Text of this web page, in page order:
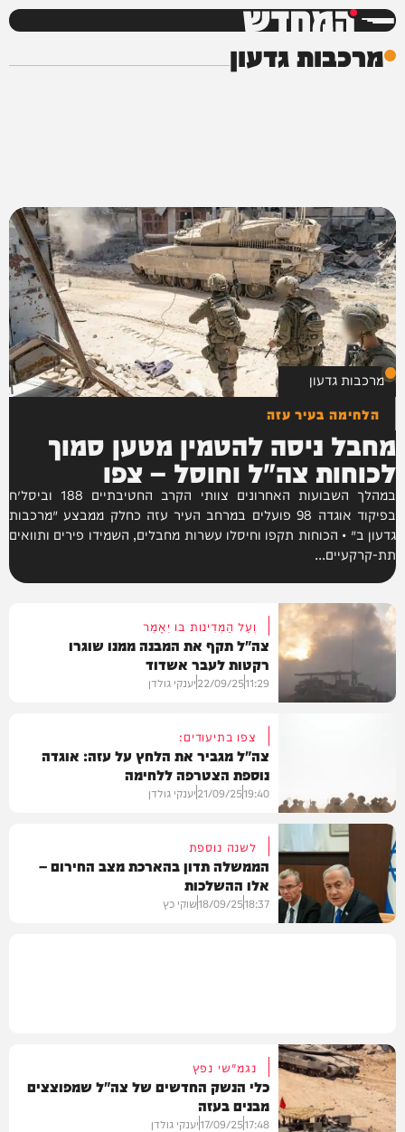
המחדש
מרכבות גדעון
מרכבות גדעון
הלחימה בעיר עזה
מחבל ניסה להטמין מטען סמוך
לכוחות צה"ל וחוסל – צפו
במהלך השבועות האחרונים צוותי הקרב החטיבתיים 188 וביסל״ח
בפיקוד אוגדה 98 פועלים במרחב העיר עזה כחלק ממבצע ׳מרכבות
גדעון ב׳ • הכוחות תקפו וחיסלו עשרות מחבלים, השמידו פירים ותוואים
תת-קרקעיים...
וְעַל הַמְּדִינות בּו יֵאָמֵר
צה"ל תקף את המבנה ממנו שוגרו
רקטות לעבר אשדוד
11:29
22/09/25יענקי גולדן
חדשות
צפו בתיעודים:
צה"ל מגביר את הלחץ על עזה: אוגדה
נוספת הצטרפה ללחימה
19:40
21/09/25יענקי גולדן
לשנה נוספת
הממשלה תדון בהארכת מצב החירום –
אלו ההשלכות
18:37
18/09/25שוקי כץ
נגמ"שי נפץ
כלי הנשק החדשים של צה"ל שמפוצצים
מבנים בעזה
17:48
17/09/25יענקי גולדן